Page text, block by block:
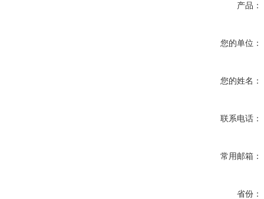
产品：
您的单位：
您的姓名：
联系电话：
常用邮箱：
省份：